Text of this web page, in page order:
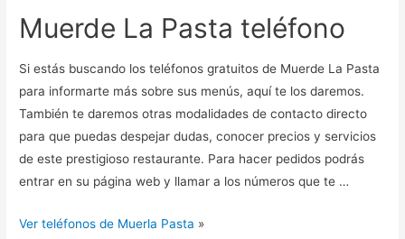
Muerde La Pasta teléfono
Si estás buscando los teléfonos gratuitos de Muerde La Pasta
para informarte más sobre sus menús, aquí te los daremos.
También te daremos otras modalidades de contacto directo
para que puedas despejar dudas, conocer precios y servicios
de este prestigioso restaurante. Para hacer pedidos podrás
entrar en su página web y llamar a los números que te …
Ver teléfonos de Muerla Pasta »